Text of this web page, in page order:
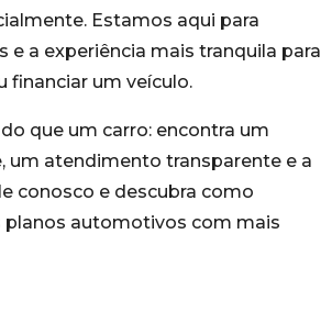
Estamos aqui para
e a experiência mais tranquila para
financiar um veículo.
que um carro: encontra um
um atendimento transparente e a
conosco e descubra como
planos automotivos com mais